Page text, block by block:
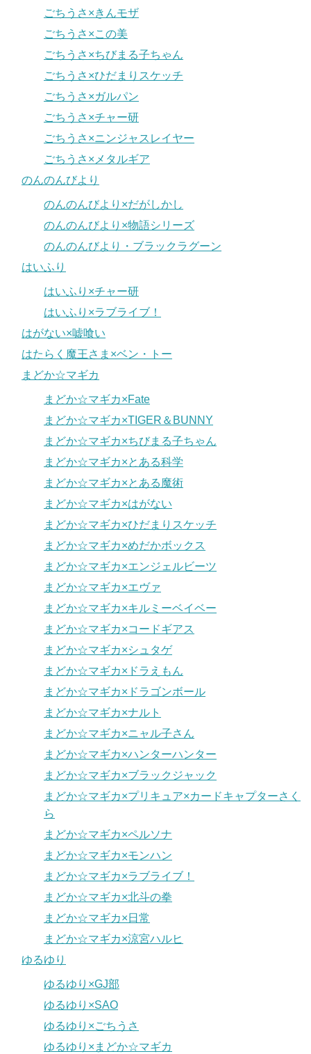
ごちうさ×きんモザ
ごちうさ×この美
ごちうさ×ちびまる子ちゃん
ごちうさ×ひだまりスケッチ
ごちうさ×ガルパン
ごちうさ×チャー研
ごちうさ×ニンジャスレイヤー
ごちうさ×メタルギア
のんのんびより
のんのんびより×だがしかし
のんのんびより×物語シリーズ
のんのんびより・ブラックラグーン
はいふり
はいふり×チャー研
はいふり×ラブライブ！
はがない×嘘喰い
はたらく魔王さま×ベン・トー
まどか☆マギカ
まどか☆マギカ×Fate
まどか☆マギカ×TIGER＆BUNNY
まどか☆マギカ×ちびまる子ちゃん
まどか☆マギカ×とある科学
まどか☆マギカ×とある魔術
まどか☆マギカ×はがない
まどか☆マギカ×ひだまりスケッチ
まどか☆マギカ×めだかボックス
まどか☆マギカ×エンジェルビーツ
まどか☆マギカ×エヴァ
まどか☆マギカ×キルミーベイベー
まどか☆マギカ×コードギアス
まどか☆マギカ×シュタゲ
まどか☆マギカ×ドラえもん
まどか☆マギカ×ドラゴンボール
まどか☆マギカ×ナルト
まどか☆マギカ×ニャル子さん
まどか☆マギカ×ハンターハンター
まどか☆マギカ×ブラックジャック
まどか☆マギカ×プリキュア×カードキャプターさく
ら
まどか☆マギカ×ペルソナ
まどか☆マギカ×モンハン
まどか☆マギカ×ラブライブ！
まどか☆マギカ×北斗の拳
まどか☆マギカ×日常
まどか☆マギカ×涼宮ハルヒ
ゆるゆり
ゆるゆり×GJ部
ゆるゆり×SAO
ゆるゆり×ごちうさ
ゆるゆり×まどか☆マギカ